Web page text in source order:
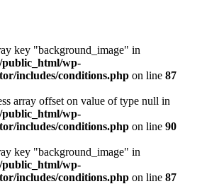
key "background_image" in
public_html/wp-
includes/conditions.php on line 87
array offset on value of type null in
public_html/wp-
includes/conditions.php on line 90
key "background_image" in
public_html/wp-
includes/conditions.php on line 87